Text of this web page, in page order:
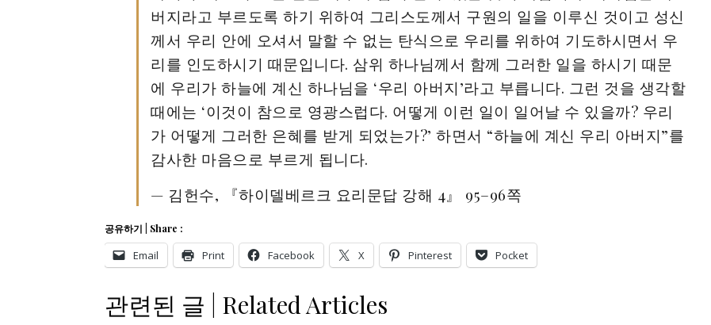
버지라고 부르도록 하기 위하여 그리스도께서 구원의 일을 이루신 것이고 성신
께서 우리 안에 오셔서 말할 수 없는 탄식으로 우리를 위하여 기도하시면서 우
리를 인도하시기 때문입니다. 삼위 하나님께서 함께 그러한 일을 하시기 때문
에 우리가 하늘에 계신 하나님을 ‘우리 아버지’라고 부릅니다. 그런 것을 생각할
때에는 ‘이것이 참으로 영광스럽다. 어떻게 이런 일이 일어날 수 있을까? 우리
가 어떻게 그러한 은혜를 받게 되었는가?’ 하면서 “하늘에 계신 우리 아버지”를
감사한 마음으로 부르게 됩니다.
— 김헌수, 『하이델베르크 요리문답 강해 4』 95–96쪽
공유하기 | Share :
Email Print Facebook X Pinterest Pocket
관련된 글 | Related Articles